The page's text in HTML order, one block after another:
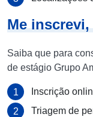
Me
Saiba que para
de estágio Grupo
Inscrição
Triagem de